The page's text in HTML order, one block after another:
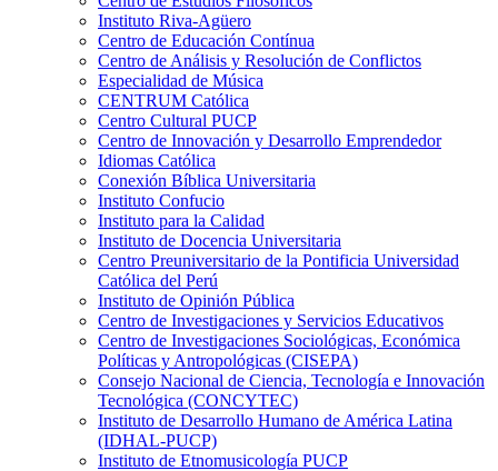
Instituto Riva-Agüero
Centro de Educación Contínua
Centro de Análisis y Resolución de Conflictos
Especialidad de Música
CENTRUM Católica
Centro Cultural PUCP
Centro de Innovación y Desarrollo Emprendedor
Idiomas Católica
Conexión Bíblica Universitaria
Instituto Confucio
Instituto para la Calidad
Instituto de Docencia Universitaria
Centro Preuniversitario de la Pontificia Universidad
Católica del Perú
Instituto de Opinión Pública
Centro de Investigaciones y Servicios Educativos
Centro de Investigaciones Sociológicas, Económica
Políticas y Antropológicas (CISEPA)
Consejo Nacional de Ciencia, Tecnología e Innovación
Tecnológica (CONCYTEC)
Instituto de Desarrollo Humano de América Latina
(IDHAL-PUCP)
Instituto de Etnomusicología PUCP